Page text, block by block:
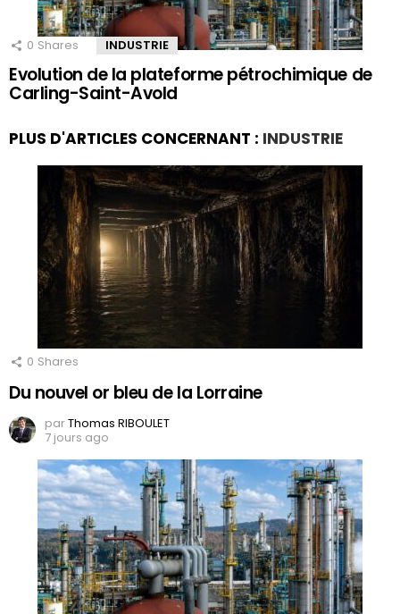
0 Shares INDUSTRIE
Evolution de la plateforme pétrochimique de
Carling-Saint-Avold
PLUS D'ARTICLES CONCERNANT : INDUSTRIE
0 Shares
Du nouvel or bleu de la Lorraine
parThomas RIBOULET
7 jours ago